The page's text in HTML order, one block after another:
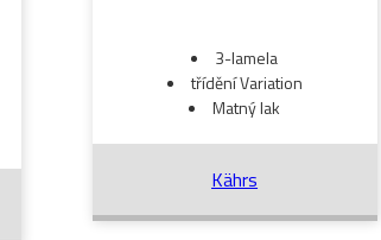
3-lamela
třídění Variation
Matný lak
Kährs